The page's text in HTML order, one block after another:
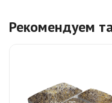
Рекомендуем